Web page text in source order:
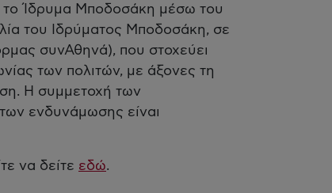
το Ίδρυμα Μποδοσάκη μέσω του
του Ιδρύματος Μποδοσάκη, σε
συνΑθηνά), που στοχεύει
των πολιτών, με άξονες τη
Η συμμετοχή των
ενδυνάμωσης είναι
να δείτε εδώ.